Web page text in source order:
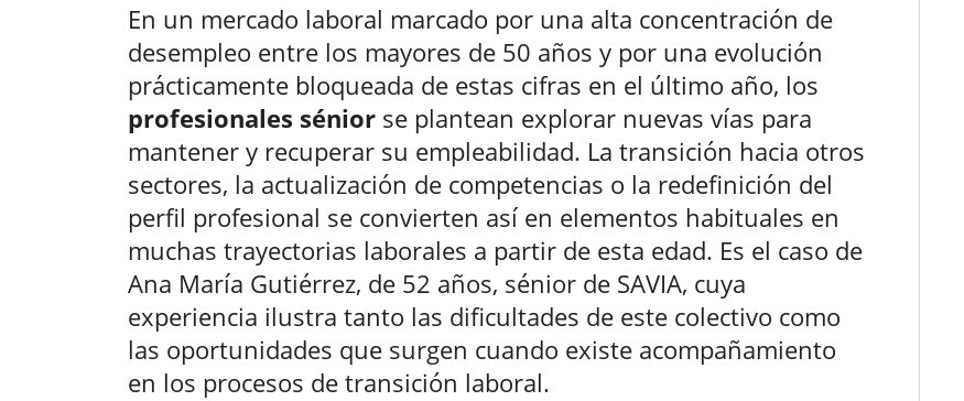
En un mercado laboral marcado por una alta concentración de
desempleo entre los mayores de 50 años y por una evolución
prácticamente bloqueada de estas cifras en el último año, los
profesionales sénior se plantean explorar nuevas vías para
mantener y recuperar su empleabilidad. La transición hacia otros
sectores, la actualización de competencias o la redefinición del
perfil profesional se convierten así en elementos habituales en
muchas trayectorias laborales a partir de esta edad. Es el caso de
Ana María Gutiérrez, de 52 años, sénior de SAVIA, cuya
experiencia ilustra tanto las dificultades de este colectivo como
las oportunidades que surgen cuando existe acompañamiento
en los procesos de transición laboral.